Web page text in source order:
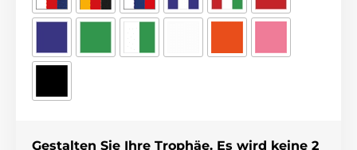
Gestalten Sie Ihre Trophäe. Es wird keine 2